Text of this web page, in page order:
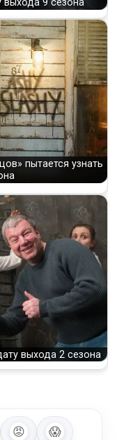
выхода 9 сезона
пытается узнать
выхода 2 сезона
😡 😱